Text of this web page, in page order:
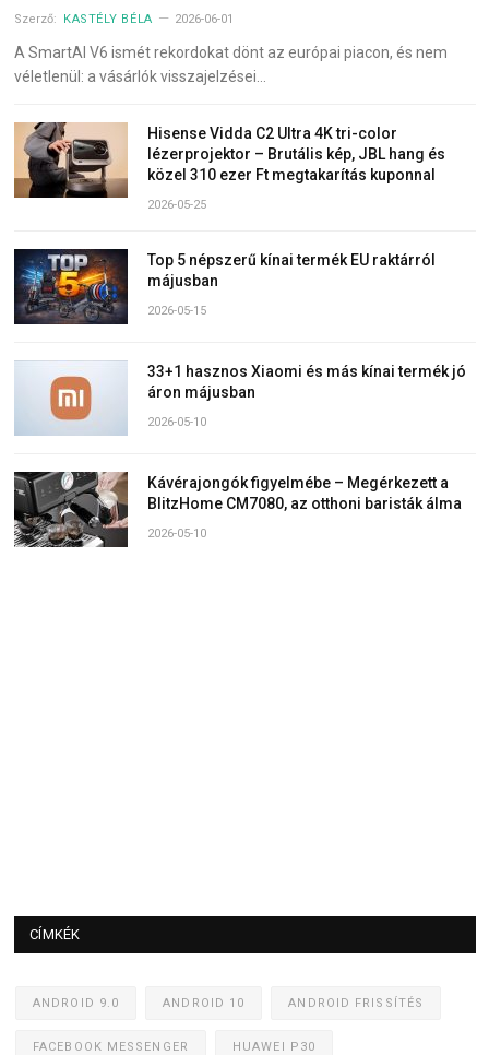
Szerző: KASTÉLY BÉLA 2026-06-01
A SmartAI V6 ismét rekordokat dönt az európai piacon, és nem
véletlenül: a vásárlók visszajelzései…
Hisense Vidda C2 Ultra 4K tri-color
lézerprojektor – Brutális kép, JBL hang és
közel 310 ezer Ft megtakarítás kuponnal
2026-05-25
Top 5 népszerű kínai termék EU raktárról
májusban
2026-05-15
33+1 hasznos Xiaomi és más kínai termék jó
áron májusban
2026-05-10
Kávérajongók figyelmébe – Megérkezett a
BlitzHome CM7080, az otthoni baristák álma
2026-05-10
CÍMKÉK
ANDROID 9.0 ANDROID 10 ANDROID FRISSÍTÉS
FACEBOOK MESSENGER HUAWEI P30